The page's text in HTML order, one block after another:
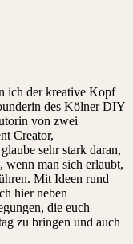
ich der kreative Kopf
des Kölner DIY
von zwei
Creator,
sehr stark daran,
wenn man sich erlaubt,
Mit Ideen rund
hier neben
die euch
zu bringen und auch